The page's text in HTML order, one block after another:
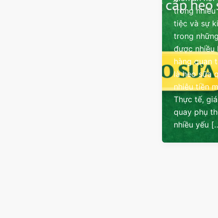
trong nhiều
tiệc và sự
trong
được nhiều
hàng quan
là heo sữa
nhiêu tiền
Thực tế,
quay phụ
nhiều yếu